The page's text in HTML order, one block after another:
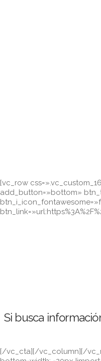
[vc_row
add_button=»bottom»
Si busca
[/vc_cta][/vc_column][/